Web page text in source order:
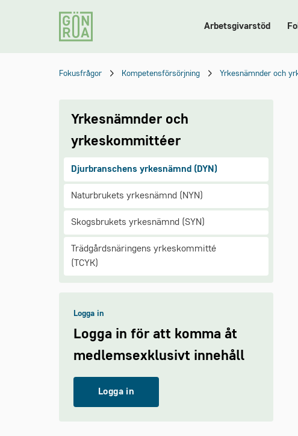
Arbetsgivarstöd
Fokusfrågor Kompetensförsörjning Yrkesnämnder och
Yrkesnämnder och
yrkeskommittéer
Djurbranschens yrkesnämnd (DYN)
Naturbrukets yrkesnämnd (NYN)
Skogsbrukets yrkesnämnd (SYN)
Trädgårdsnäringens yrkeskommitté
(TCYK)
Logga in
Logga in för att komma åt
medlemsexklusivt innehåll
Logga in